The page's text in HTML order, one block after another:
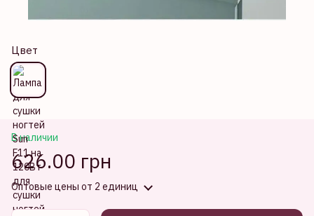
Цвет
В наличии
626.00 грн
Оптовые цены от 2 единиц